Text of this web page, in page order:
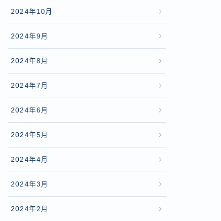
2024年10月
2024年9月
2024年8月
2024年7月
2024年6月
2024年5月
2024年4月
2024年3月
2024年2月